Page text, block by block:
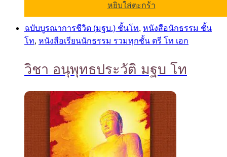
หยิบใส่ตะกร้า
ฉบับบูรณาการชีวิต (มฐบ.) ชั้นโท, หนังสือนักธรรม ชั้น
โท, หนังสือเรียนนักธรรม รวมทุกชั้น ตรี โท เอก
วิชา อนุพุทธประวัติ มฐบ โท